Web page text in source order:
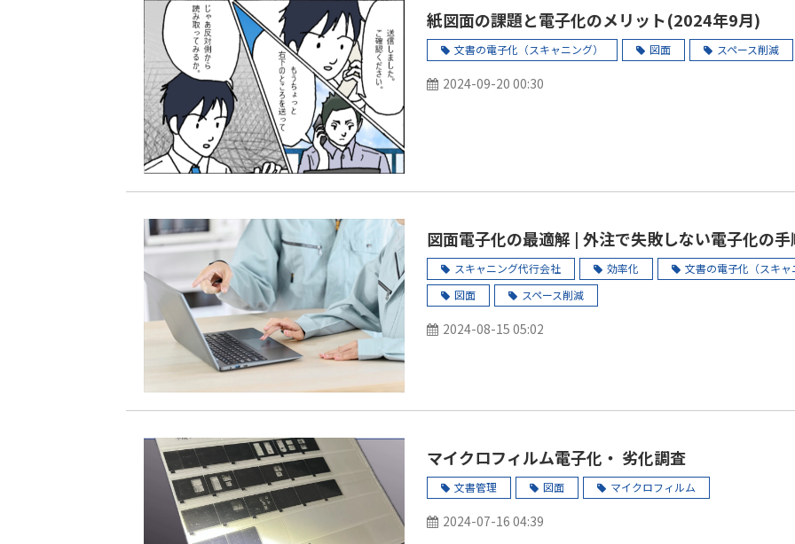
紙図面の課題と電子化のメリット(2024年9月)
文書の電子化（スキャニング） 図面 スペース削減
2024-09-20 00:30
図面電子化の最適解 | 外注で失敗しない電子化の
スキャニング代行会社 効率化 文書の電子化（スキャ
図面
スペース削減
2024-08-15 05:02
マイクロフィルム電子化・ 劣化調査
文書管理 図面 マイクロフィルム
2024-07-16 04:39